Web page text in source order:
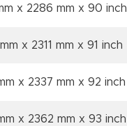
x 2286 mm x 90 inch
x 2311 mm x 91 inch
x 2337 mm x 92 inch
x 2362 mm x 93 inch